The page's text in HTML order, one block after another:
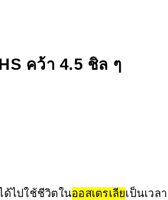
คว้า 4.5 ชิล ๆ
ด้ไปใช้ชีวิตในออสเตรเลียเป็นเวล